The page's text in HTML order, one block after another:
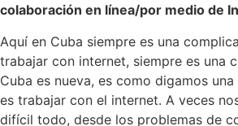
colaboración en línea/por medio de
Aquí en Cuba siempre es una
trabajar con internet, siempre es una
Cuba es nueva, es como digamos
es trabajar con el internet. A veces
difícil todo, desde los problemas de